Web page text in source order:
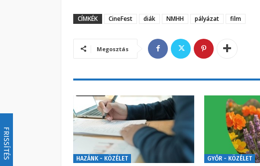
FRISSÍTÉS
CÍMKÉK CineFest diák NMHH pályázat film
Megosztás
HAZÁNK - KÖZÉLET GYŐR - KÖZÉLET